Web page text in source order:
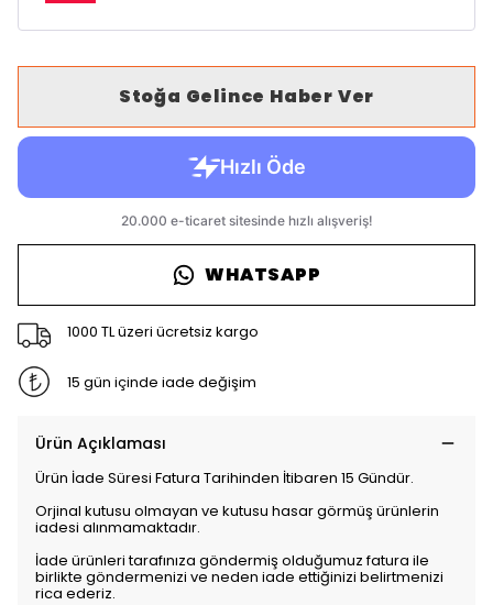
Stoğa Gelince Haber Ver
WHATSAPP
1000 TL üzeri ücretsiz kargo
15 gün içinde iade değişim
Ürün Açıklaması
Ürün İade Süresi Fatura Tarihinden İtibaren 15 Gündür.
Orjinal kutusu olmayan ve kutusu hasar görmüş ürünlerin
iadesi alınmamaktadır.
İade ürünleri tarafınıza göndermiş olduğumuz fatura ile
birlikte göndermenizi ve neden iade ettiğinizi belirtmenizi
rica ederiz.